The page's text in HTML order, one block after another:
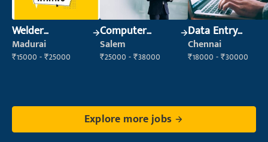
Welder
(Fabrication)
Madurai
₹15000 - ₹25000
Computer
Operator
Salem
₹25000 - ₹38000
Data Entry
Operator
Chennai
₹18000 - ₹30000
Explore more jobs